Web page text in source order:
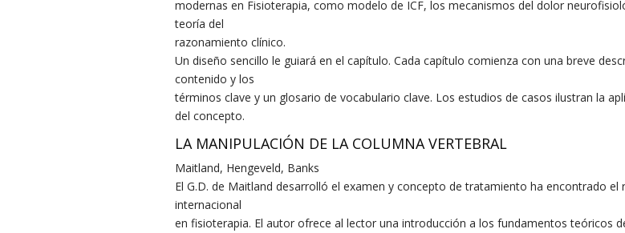
modernas en Fisioterapia, como modelo de ICF, los mecanismos del dolor
teoría del
razonamiento clínico.
Un diseño sencillo le guiará en el capítulo. Cada capítulo comienza con una breve
contenido y los
términos clave y un glosario de vocabulario clave. Los estudios de casos ilustran la
del concepto.
LA MANIPULACIÓN DE LA COLUMNA VERTEBRAL
Maitland, Hengeveld, Banks
El G.D. de Maitland desarrolló el examen y concepto de tratamiento ha encontrado el
internacional
en fisioterapia. El autor ofrece al lector una introducción a los fundamentos teóricos